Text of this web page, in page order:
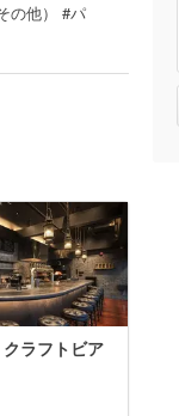
の他） #パ
クラフトビア